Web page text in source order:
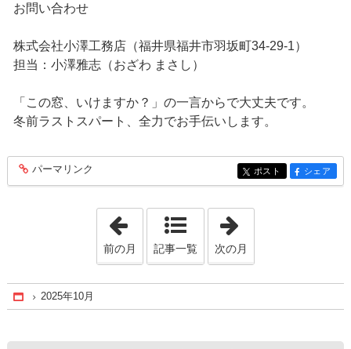
お問い合わせ
株式会社小澤工務店（福井県福井市羽坂町34-29-1）
担当：小澤雅志（おざわ まさし）
「この窓、いけますか？」の一言からで大丈夫です。
冬前ラストスパート、全力でお手伝いします。
entry402
パーマリンク entry402
ポスト entry402
シェア
「2025年9月」
前の月 記事一覧 次の月
Home
2025年10月